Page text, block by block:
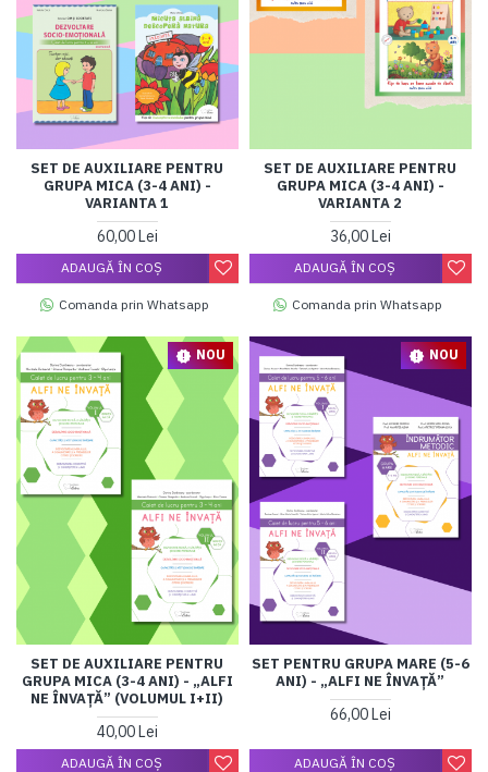
SET DE AUXILIARE PENTRU
GRUPA MICA (3-4 ANI) -
VARIANTA 1
60,00 Lei
ADAUGĂ ÎN COŞ
Comanda prin Whatsapp
SET DE AUXILIARE PENTRU
GRUPA MICA (3-4 ANI) -
VARIANTA 2
36,00 Lei
ADAUGĂ ÎN COŞ
Comanda prin Whatsapp
NOU
SET DE AUXILIARE PENTRU
GRUPA MICA (3-4 ANI) - „ALFI
NE ÎNVAȚĂ” (VOLUMUL I+II)
40,00 Lei
ADAUGĂ ÎN COŞ
NOU
SET PENTRU GRUPA MARE (5-6
ANI) - „ALFI NE ÎNVAȚĂ”
66,00 Lei
ADAUGĂ ÎN COŞ